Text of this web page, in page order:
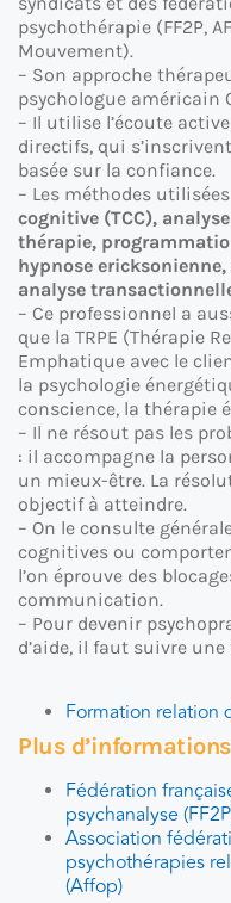
psychothérapie (FF2P,
Mouvement).
– Son approche
psychologue américain
– Il utilise l’écoute
directifs, qui
basée sur la confiance.
– Les méthodes
cognitive (TCC),
thérapie,
hypnose
analyse
– Ce professionnel a
que la TRPE (Thérapie
Emphatique avec le
la psychologie
conscience, la thérapie
– Il ne résout pas les
: il accompagne la
un mieux-être. La
objectif à atteindre.
– On le consulte
cognitives ou
l’on éprouve des
communication.
– Pour devenir
d’aide, il faut suivre
Formation relation
Plus d’informations
Fédération
psychanalyse
Association
psychothérapies
(Affop)